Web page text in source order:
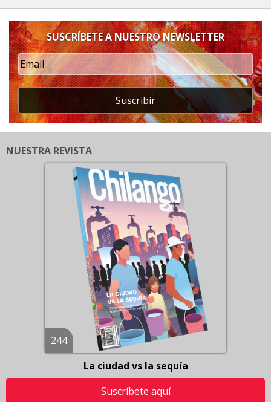
SUSCRÍBETE A NUESTRO NEWSLETTER
Suscribir
NUESTRA REVISTA
244
La ciudad vs la sequía
Suscríbete aquí